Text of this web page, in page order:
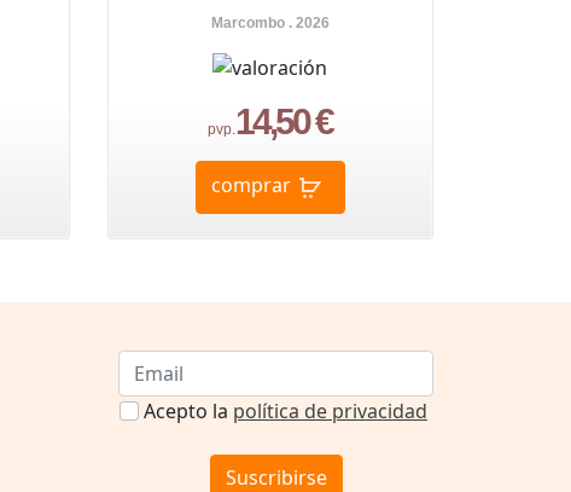
Marcombo . 2026
pvp.14,50 €
comprar
Acepto la política de privacidad
Suscribirse